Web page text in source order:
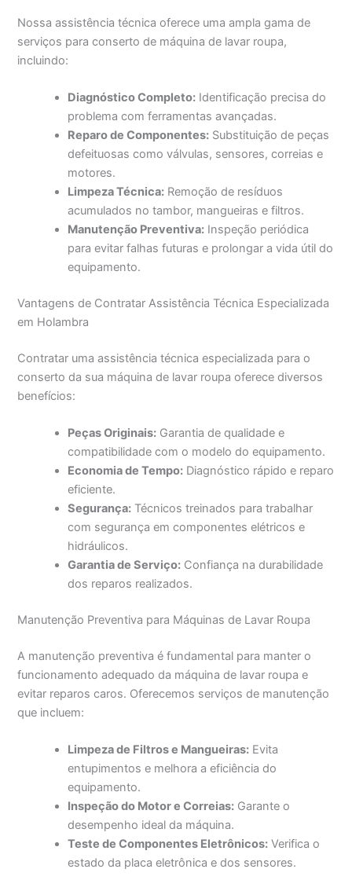
Nossa assistência técnica oferece uma ampla gama de
serviços para conserto de máquina de lavar roupa,
incluindo:
Diagnóstico Completo: Identificação precisa do
problema com ferramentas avançadas.
Reparo de Componentes: Substituição de peças
defeituosas como válvulas, sensores, correias e
motores.
Limpeza Técnica: Remoção de resíduos
acumulados no tambor, mangueiras e filtros.
Manutenção Preventiva: Inspeção periódica
para evitar falhas futuras e prolongar a vida útil do
equipamento.
Vantagens de Contratar Assistência Técnica Especializada
em Holambra
Contratar uma assistência técnica especializada para o
conserto da sua máquina de lavar roupa oferece diversos
benefícios:
Peças Originais: Garantia de qualidade e
compatibilidade com o modelo do equipamento.
Economia de Tempo: Diagnóstico rápido e reparo
eficiente.
Segurança: Técnicos treinados para trabalhar
com segurança em componentes elétricos e
hidráulicos.
Garantia de Serviço: Confiança na durabilidade
dos reparos realizados.
Manutenção Preventiva para Máquinas de Lavar Roupa
A manutenção preventiva é fundamental para manter o
funcionamento adequado da máquina de lavar roupa e
evitar reparos caros. Oferecemos serviços de manutenção
que incluem:
Limpeza de Filtros e Mangueiras: Evita
entupimentos e melhora a eficiência do
equipamento.
Inspeção do Motor e Correias: Garante o
desempenho ideal da máquina.
Teste de Componentes Eletrônicos: Verifica o
estado da placa eletrônica e dos sensores.